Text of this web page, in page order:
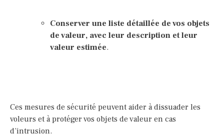
Conserver une liste détaillée de vos objets
de valeur, avec leur description et leur
valeur estimée.
Ces mesures de sécurité peuvent aider à dissuader les
voleurs et à protéger vos objets de valeur en cas
d’intrusion.